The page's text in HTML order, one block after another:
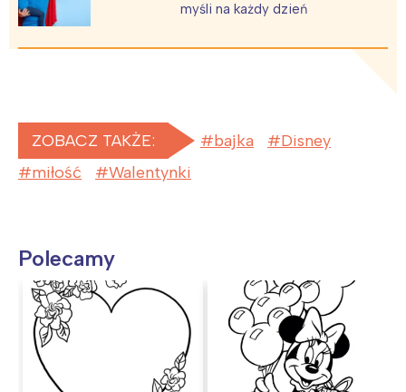
myśli na każdy dzień
ZOBACZ TAKŻE: bajka
Disney
miłość
Walentynki
Polecamy